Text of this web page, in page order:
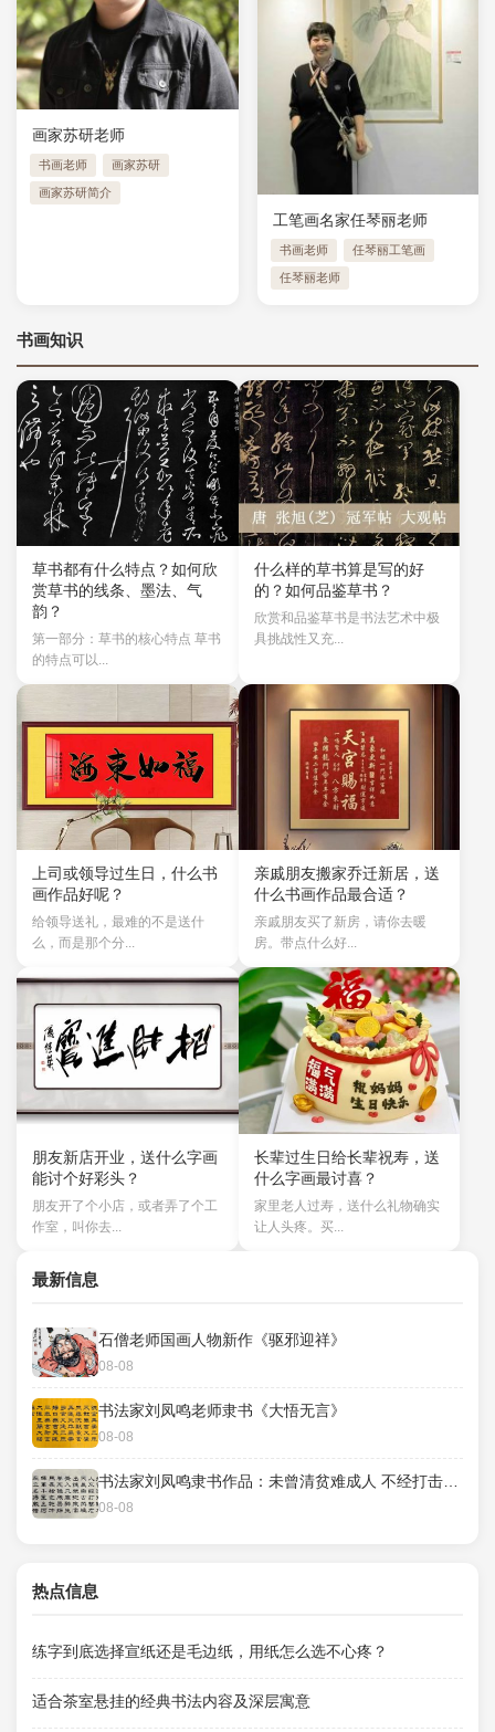
画家苏研老师
书画老师 画家苏研
画家苏研简介
工笔画名家任琴丽老师
书画老师 任琴丽工笔画
任琴丽老师
书画知识
草书都有什么特点？如何欣
赏草书的线条、墨法、气
韵？
第一部分：草书的核心特点 草书
的特点可以...
什么样的草书算是写的好
的？如何品鉴草书？
欣赏和品鉴草书是书法艺术中极
具挑战性又充...
上司或领导过生日，什么书
画作品好呢？
给领导送礼，最难的不是送什
么，而是那个分...
亲戚朋友搬家乔迁新居，送
什么书画作品最合适？
亲戚朋友买了新房，请你去暖
房。带点什么好...
朋友新店开业，送什么字画
能讨个好彩头？
朋友开了个小店，或者弄了个工
作室，叫你去...
长辈过生日给长辈祝寿，送
什么字画最讨喜？
家里老人过寿，送什么礼物确实
让人头疼。买...
最新信息
石僧老师国画人物新作《驱邪迎祥》
08-08
书法家刘凤鸣老师隶书《大悟无言》
08-08
08-08
热点信息
练字到底选择宣纸还是毛边纸，用纸怎么选不心疼？
适合茶室悬挂的经典书法内容及深层寓意